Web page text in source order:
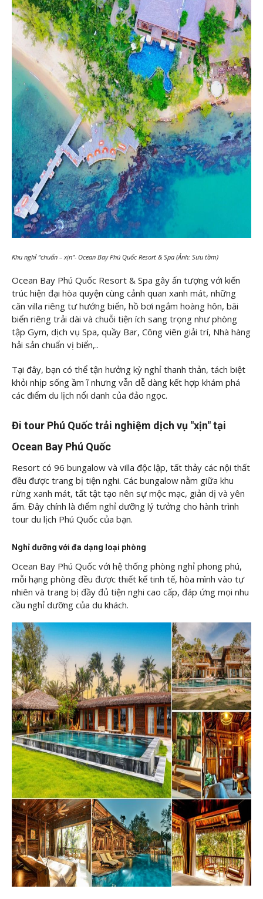
Khu nghỉ “chuẩn – xịn”- Ocean Bay Phú Quốc Resort & Spa (Ảnh: Sưu tầm)
Ocean Bay Phú Quốc Resort & Spa gây ấn tượng với kiến
trúc hiện đại hòa quyện cùng cảnh quan xanh mát, những
căn villa riêng tư hướng biển, hồ bơi ngắm hoàng hôn, bãi
biển riêng trải dài và chuỗi tiện ích sang trọng như phòng
tập Gym, dịch vụ Spa, quầy Bar, Công viên giải trí, Nhà hàng
hải sản chuẩn vị biển,..
Tại đây, bạn có thể tận hưởng kỳ nghỉ thanh thản, tách biệt
khỏi nhịp sống ầm ĩ nhưng vẫn dễ dàng kết hợp khám phá
các điểm du lịch nổi danh của đảo ngọc.
Đi tour Phú Quốc trải nghiệm dịch vụ "xịn" tại
Ocean Bay Phú Quốc
Resort có 96 bungalow và villa độc lập, tất thảy các nội thất
đều được trang bị tiện nghi. Các bungalow nằm giữa khu
rừng xanh mát, tất tật tạo nên sự mộc mạc, giản dị và yên
ấm. Đây chính là điểm nghỉ dưỡng lý tưởng cho hành trình
tour du lịch Phú Quốc của bạn.
Nghỉ dưỡng với đa dạng loại phòng
Ocean Bay Phú Quốc với hệ thống phòng nghỉ phong phú,
mỗi hạng phòng đều được thiết kế tinh tế, hòa mình vào tự
nhiên và trang bị đầy đủ tiện nghi cao cấp, đáp ứng mọi nhu
cầu nghỉ dưỡng của du khách.